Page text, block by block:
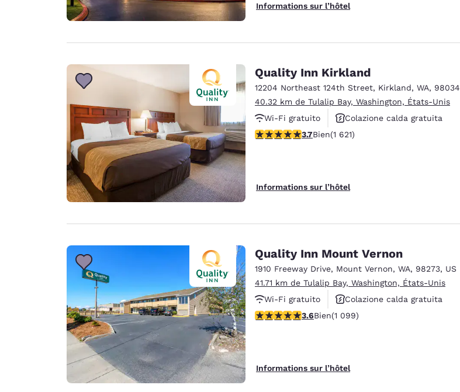
Informations sur l’hôtel
Quality Inn Kirkland
12204 Northeast 124th Street, Kirkland, WA, 98034
40.32 km de Tulalip Bay, Washington, États-Unis
Wi-Fi gratuito
Colazione calda gratuita
Animali ammessi
3.69 étoiles. Bien. 1621 commentaires
3.7Bien(1 621)
Informations sur l’hôtel
Quality Inn Mount Vernon
1910 Freeway Drive, Mount Vernon, WA, 98273, US
41.71 km de Tulalip Bay, Washington, États-Unis
Wi-Fi gratuito
Colazione calda gratuita
Animali ammessi
3.6 étoiles. Bien. 1099 commentaires
3.6Bien(1 099)
Informations sur l’hôtel